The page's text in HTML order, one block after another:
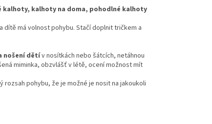
kalhoty na doma, pohodlné kalhoty
dítě má volnost pohybu. Stačí doplnit tričkem a
nošení dětív nosítkách nebo šátcích, netáhnou
miminka, obzvlášť v létě, ocení možnost mít
pohybu, že je možné je nosit na jakoukoli